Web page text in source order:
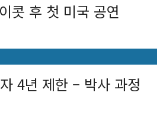
콧 후 첫 미국 공연
4년 제한 – 박사 과정